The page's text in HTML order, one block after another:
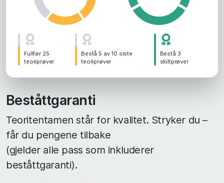
Fullfør 25
teoriprøver
Bestå 5 av 10 siste
teoriprøver
Bestå 3
skiltprøver
Beståttgaranti
Teoritentamen står for kvalitet. Stryker du –
får du pengene tilbake
(gjelder alle pass som inkluderer
beståttgaranti).